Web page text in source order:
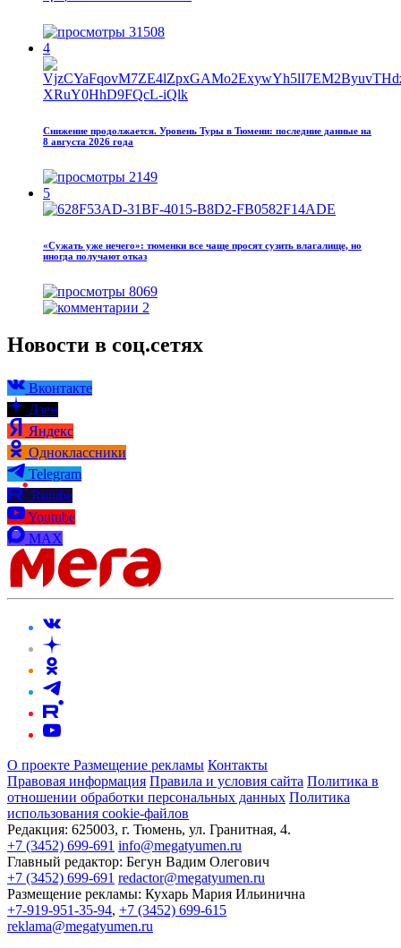
31508
4
Снижение продолжается. Уровень Туры в Тюмени: последние данные на
8 августа 2026 года
2149
5
«Сужать уже нечего»: тюменки все чаще просят сузить влагалище, но
иногда получают отказ
8069
2
Новости в соц.сетях
Вконтакте
Дзен
Яндекс
Одноклассники
Telegram
Rutube
Youtube
MAX
О проекте Размещение рекламы Контакты
Правовая информация Правила и условия сайта Политика в
отношении обработки персональных данных Политика
использования cookie-файлов
Редакция: 625003, г. Тюмень, ул. Гранитная, 4.
+7 (3452) 699-691 info@megatyumen.ru
Главный редактор: Бегун Вадим Олегович
+7 (3452) 699-691 redactor@megatyumen.ru
Размещение рекламы: Кухарь Мария Ильинична
+7-919-951-35-94, +7 (3452) 699-615
reklama@megatyumen.ru